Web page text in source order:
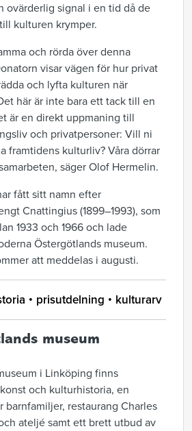
ovärderlig signal i en tid då de
kulturen krymper.
och rörda över denna
visar vägen för hur privat
och lyfta kulturen när
här är inte bara ett tack till en
är en direkt uppmaning till
och privatpersoner: Vill ni
framtidens kulturliv? Våra dörrar
säger Olof Hermelin.
fått sitt namn efter
Cnattingius (1899–1993), som
1933 och 1966 och lade
Östergötlands museum.
att meddelas i augusti.
prisutdelning kulturarv
museum
i Linköping finns
och kulturhistoria, en
restaurang Charles
ateljé samt ett brett utbud av